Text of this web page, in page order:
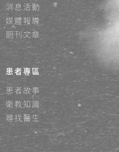
消息活動
媒體報導
期刊文章
患者專區
患者故事
衛教知識
尋找醫生